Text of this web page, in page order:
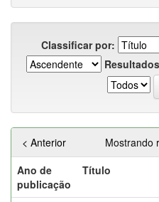
Classificar por:
Mostrando
< Anterior
Ano de
publicação
Título